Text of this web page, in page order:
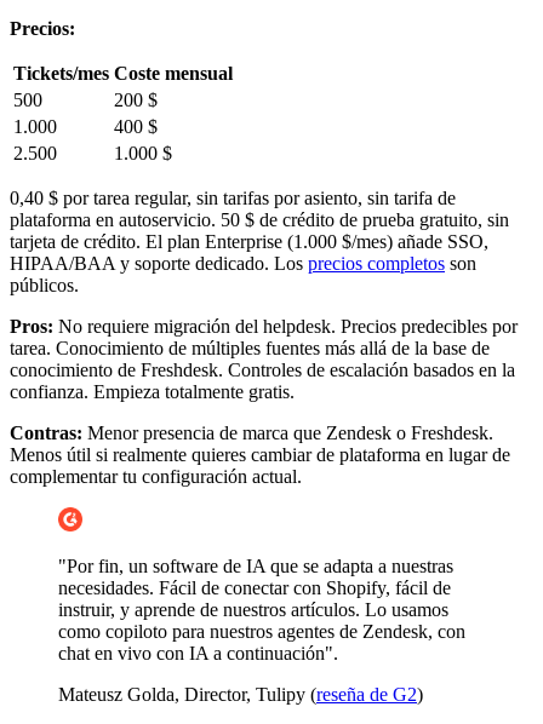
Precios:
Tickets/mes Coste mensual
500
200 $
1.000
400 $
2.500
1.000 $
0,40 $ por tarea regular, sin tarifas por asiento, sin tarifa de
plataforma en autoservicio. 50 $ de crédito de prueba gratuito, sin
tarjeta de crédito. El plan Enterprise (1.000 $/mes) añade SSO,
HIPAA/BAA y soporte dedicado. Los precios completos son
públicos.
Pros: No requiere migración del helpdesk. Precios predecibles por
tarea. Conocimiento de múltiples fuentes más allá de la base de
conocimiento de Freshdesk. Controles de escalación basados en la
confianza. Empieza totalmente gratis.
Contras: Menor presencia de marca que Zendesk o Freshdesk.
Menos útil si realmente quieres cambiar de plataforma en lugar de
complementar tu configuración actual.
"Por fin, un software de IA que se adapta a nuestras
necesidades. Fácil de conectar con Shopify, fácil de
instruir, y aprende de nuestros artículos. Lo usamos
como copiloto para nuestros agentes de Zendesk, con
chat en vivo con IA a continuación".
Mateusz Golda, Director, Tulipy (reseña de G2)